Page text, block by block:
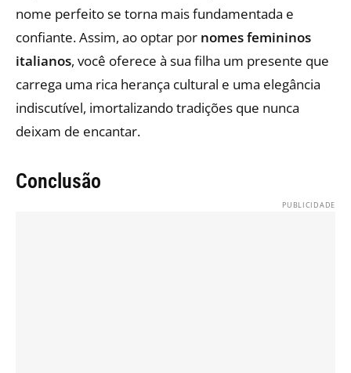
nome perfeito se torna mais fundamentada e
confiante. Assim, ao optar por nomes femininos
italianos, você oferece à sua filha um presente que
carrega uma rica herança cultural e uma elegância
indiscutível, imortalizando tradições que nunca
deixam de encantar.
Conclusão